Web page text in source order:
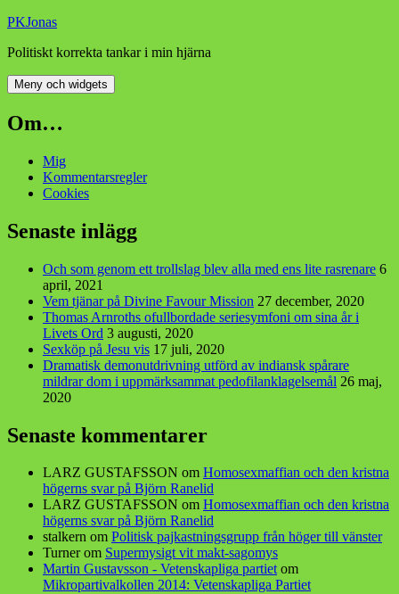
Hoppa
innehåll
PKJonas
Politiskt korrekta tankar i min hjärna
Meny och widgets
Om…
Mig
Kommentarsregler
Cookies
Senaste inlägg
Och som genom ett trollslag blev alla med ens lite rasrenare 6
april, 2021
Vem tjänar på Divine Favour Mission 27 december, 2020
Thomas Arnroths ofullbordade seriesymfoni om sina år i
Livets Ord 3 augusti, 2020
Sexköp på Jesu vis 17 juli, 2020
Dramatisk demonutdrivning utförd av indiansk spårare
mildrar dom i uppmärksammat pedofilanklagelsemål 26 maj,
2020
Senaste kommentarer
LARZ GUSTAFSSON om Homosexmaffian och den kristna
högerns svar på Björn Ranelid
LARZ GUSTAFSSON om Homosexmaffian och den kristna
högerns svar på Björn Ranelid
stalkern om Politisk pajkastningsgrupp från höger till vänster
Turnerom Supermysigt vit makt-sagomys
Martin Gustavsson - Vetenskapliga partietom
Mikropartivalkollen 2014: Vetenskapliga Partiet